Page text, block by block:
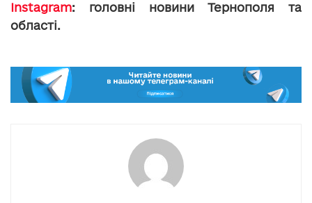
Instagram: головні новини Тернополя та
області.